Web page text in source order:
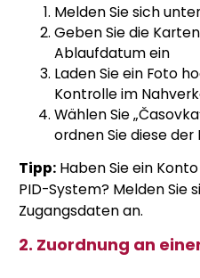
Melden Sie sich unter
Geben Sie die
Ablaufdatum ein
Laden Sie ein Foto
Kontrolle im
Wählen Sie
ordnen Sie diese der
Tipp: Haben Sie ein
PID-System? Melden Sie
Zugangsdaten an.
2. Zuordnung an